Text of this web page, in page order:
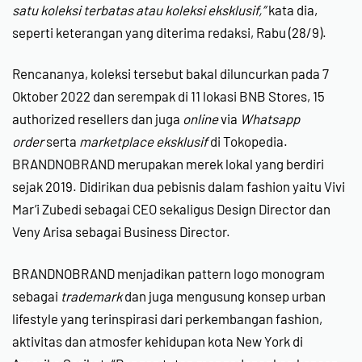
satu koleksi terbatas atau koleksi eksklusif,”kata dia,
seperti keterangan yang diterima redaksi, Rabu (28/9).
Rencananya, koleksi tersebut bakal diluncurkan pada 7
Oktober 2022 dan serempak di 11 lokasi BNB Stores, 15
authorized resellers dan juga onlinevia Whatsapp
orderserta marketplace eksklusifdi Tokopedia.
BRANDNOBRAND merupakan merek lokal yang berdiri
sejak 2019. Didirikan dua pebisnis dalam fashion yaitu Vivi
Mar’i Zubedi sebagai CEO sekaligus Design Director dan
Veny Arisa sebagai Business Director.
BRANDNOBRAND menjadikan pattern logo monogram
sebagai trademarkdan juga mengusung konsep urban
lifestyle yang terinspirasi dari perkembangan fashion,
aktivitas dan atmosfer kehidupan kota New York di